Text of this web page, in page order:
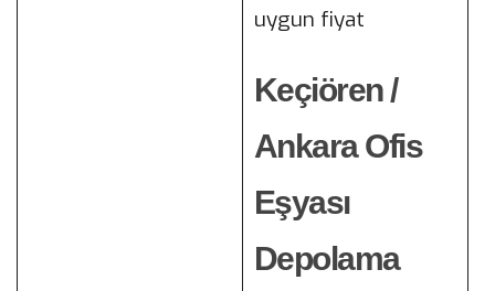
uygun fiyat
Keçiören /
Ankara Ofis
Eşyası
Depolama